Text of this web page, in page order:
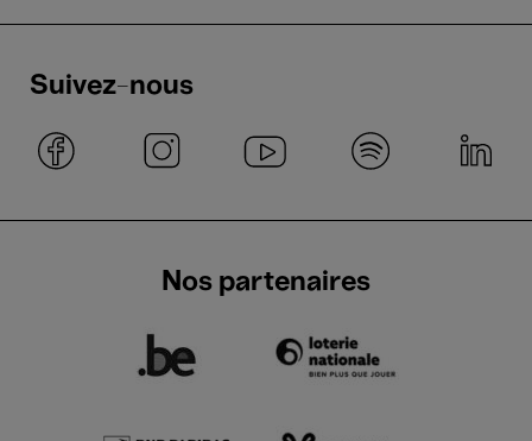
Suivez-nous
Nos partenaires